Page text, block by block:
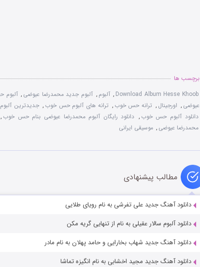
برچسب ها
Download Album Hesse Khoob
, آلبوم , آلبوم جدید محمدرضا عیوضی , آلبوم
عیوضی , اورجینال , ترانه حس خوب , ترانه های آلبوم حس خوب , جدیدترین
دانلود آلبوم حس خوب , دانلود رایگان آلبوم محمدرضا عیوضی بنام حس خوب ,
محمدرضا عیوضی , موسیقی ایرانی
مطالب پیشنهادی
دانلود آهنگ جدید علی تفرشی به نام رویای طلایی
دانلود آلبوم سالار عقیلی به نام از تنهایی گریه مکن
دانلود آهنگ جدید شهاب بخارایی و حامد پهلان به نام مادر
دانلود آهنگ جدید مجید اخشابی به نام انگیزه تماشا